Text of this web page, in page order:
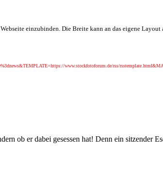
einzubinden. Die Breite kann an das eigene
www.stockfotoforum.de/rss/
ob er dabei gesessen hat! Denn ein sitzender